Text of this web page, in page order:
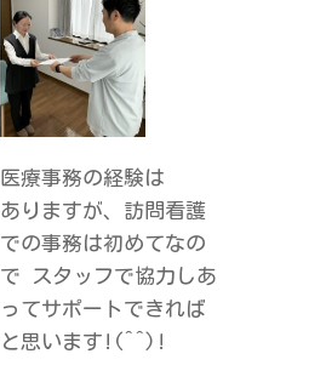
医療事務の経験は
ありますが、訪問看護
での事務は初めてなの
で スタッフで協力しあ
ってサポートできれば
と思います!(^^)!